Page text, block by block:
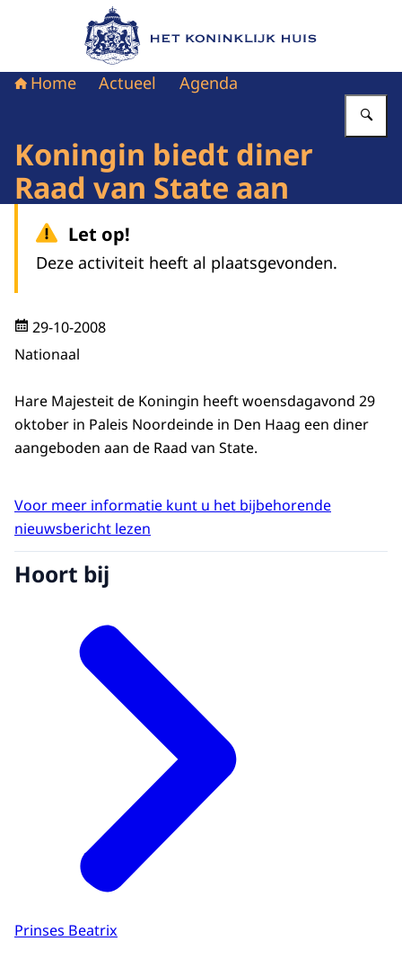
Naar de homepage van Het Koninklijk Huis
Home Actueel Agenda
Koningin biedt diner
Raad van State aan
Let op!
Deze activiteit heeft al plaatsgevonden.
29-10-2008
Nationaal
Hare Majesteit de Koningin heeft woensdagavond 29
oktober in Paleis Noordeinde in Den Haag een diner
aangeboden aan de Raad van State.
Voor meer informatie kunt u het bijbehorende
nieuwsbericht lezen
Hoort bij
Prinses Beatrix